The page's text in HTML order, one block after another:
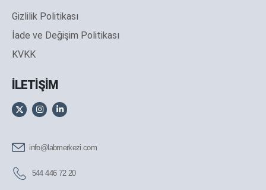
Gizlilik Politikası
İade ve Değişim Politikası
KVKK
İLETİŞİM
info@labmerkezi.com
544 446 72 20